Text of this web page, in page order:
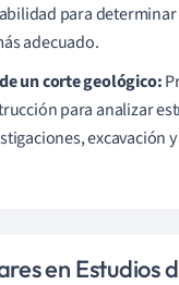
para
adecuado.
un corte geológico:
para analizar
excavación
en Estudios